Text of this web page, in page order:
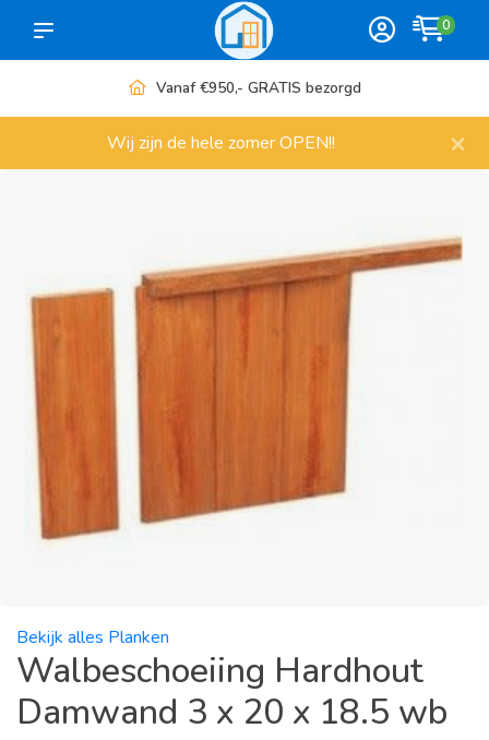
0
Meer dan 1000 artikelen
Wij zijn de hele zomer OPEN!! ×
Bekijk alles Planken
Walbeschoeiing Hardhout
Damwand 3 x 20 x 18.5 wb